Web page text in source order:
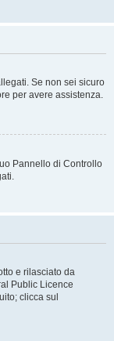
Se non sei sicuro
per avere assistenza.
Pannello di Controllo
e rilasciato da
Public Licence
clicca sul